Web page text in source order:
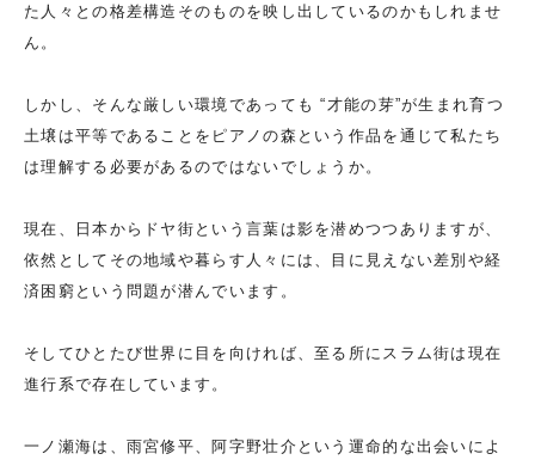
た人々との格差構造そのものを映し出しているのかもしれませ
ん。
しかし、そんな厳しい環境であっても “才能の芽”が生まれ育つ
土壌は平等であることをピアノの森という作品を通じて私たち
は理解する必要があるのではないでしょうか。
現在、日本からドヤ街という言葉は影を潜めつつありますが、
依然としてその地域や暮らす人々には、目に見えない差別や経
済困窮という問題が潜んでいます。
そしてひとたび世界に目を向ければ、至る所にスラム街は現在
進行系で存在しています。
一ノ瀬海は、雨宮修平、阿字野壮介という運命的な出会いによ